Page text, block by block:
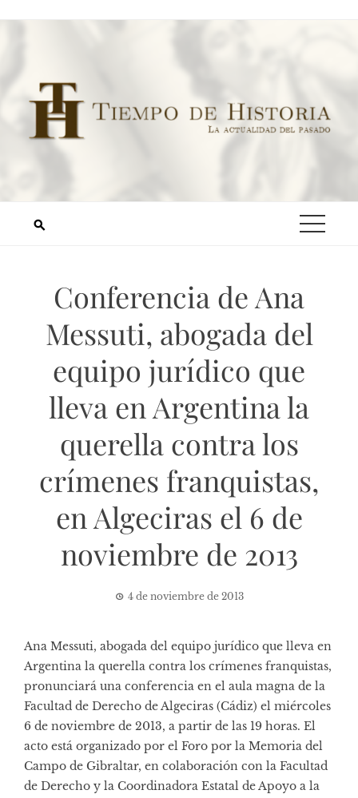
Conferencia de Ana
Messuti, abogada del
equipo jurídico que
lleva en Argentina la
querella contra los
crímenes franquistas,
en Algeciras el 6 de
noviembre de 2013
4 de noviembre de 2013
Ana Messuti, abogada del equipo jurídico que lleva en
Argentina la querella contra los crímenes franquistas,
pronunciará una conferencia en el aula magna de la
Facultad de Derecho de Algeciras (Cádiz) el miércoles
6 de noviembre de 2013, a partir de las 19 horas. El
acto está organizado por el Foro por la Memoria del
Campo de Gibraltar, en colaboración con la Facultad
de Derecho y la Coordinadora Estatal de Apoyo a la